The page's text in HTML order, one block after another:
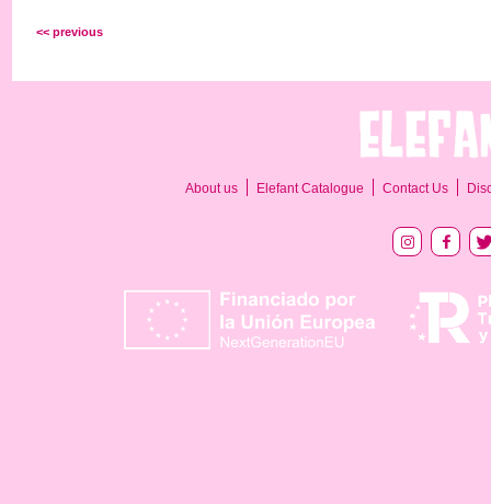
<< previous
About us Elefant Catalogue Contact Us